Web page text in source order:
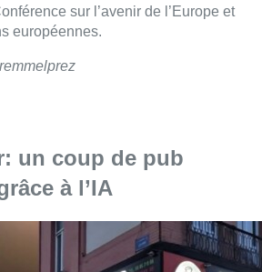
sur l’avenir de l’Europe et
européennes.
un coup de pub
à l’IA